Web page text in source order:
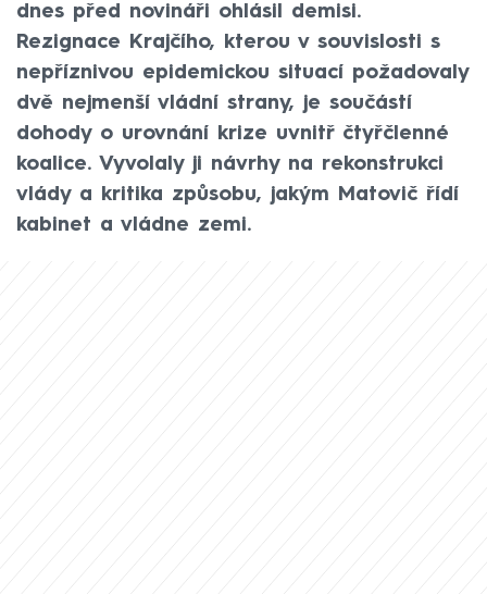
dnes před novináři ohlásil demisi.
Rezignace Krajčího, kterou v souvislosti s
nepříznivou epidemickou situací požadovaly
dvě nejmenší vládní strany, je součástí
dohody o urovnání krize uvnitř čtyřčlenné
koalice. Vyvolaly ji návrhy na rekonstrukci
vlády a kritika způsobu, jakým Matovič řídí
kabinet a vládne zemi.